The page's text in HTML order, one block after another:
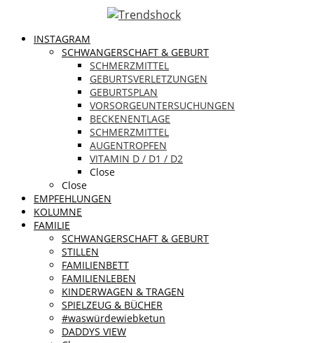
INSTAGRAM
SCHWANGERSCHAFT & GEBURT
SCHMERZMITTEL
GEBURTSVERLETZUNGEN
GEBURTSPLAN
VORSORGEUNTERSUCHUNGEN
BECKENENTLAGE
SCHMERZMITTEL
AUGENTROPFEN
VITAMIN D / D1 / D2
Close
Close
EMPFEHLUNGEN
KOLUMNE
FAMILIE
SCHWANGERSCHAFT & GEBURT
STILLEN
FAMILIENBETT
FAMILIENLEBEN
KINDERWAGEN & TRAGEN
SPIELZEUG & BÜCHER
#waswürdewiebketun
DADDYS VIEW